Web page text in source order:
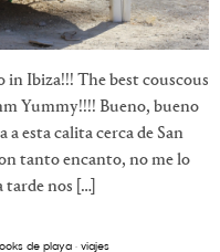
Ibiza!!! The best couscous
Yummy!!!! Bueno, bueno
esta calita cerca de San
tanto encanto, no me lo
tarde nos […]
de playa · viajes